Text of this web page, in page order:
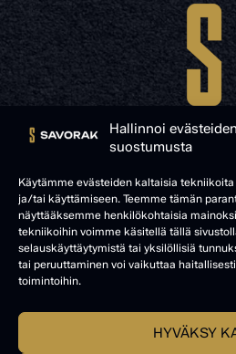
Hallinnoi evästeiden
suostumusta
Käytämme evästeiden kaltaisia
ja/tai käyttämiseen. Teemme tämän
näyttääksemme henkilökohtaisia
tekniikoihin voimme käsitellä tällä
selauskäyttäytymistä tai yksilöllisiä
tai peruuttaminen voi vaikuttaa
toimintoihin.
HYVÄKSY
© SAVORAK